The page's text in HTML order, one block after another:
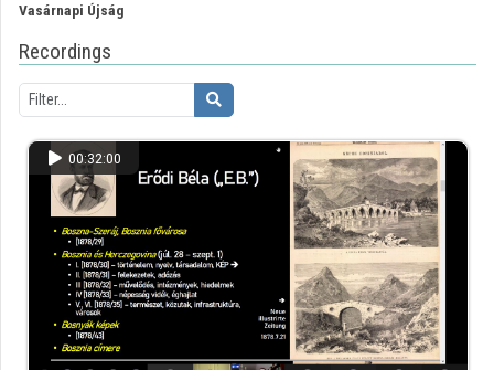
Appearance:light
Vasárnapi Újság
Recordings
00:32:00